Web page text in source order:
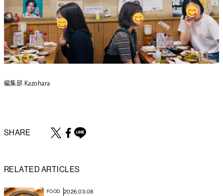
編集部 Kazohara
SHARE
RELATED ARTICLES
FOOD 2026.03.08